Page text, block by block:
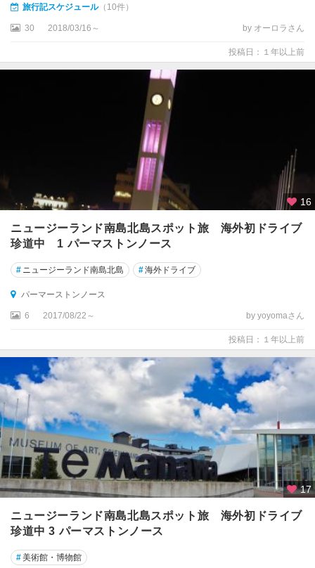
公
周
オ
ー
ク
ン
★
ー
ズ
タ
ウ
ン
★
ク
ラ
ス
ト
チ
ャ
旅行記スケジュール（10件）
30 2018/03/16～ by オーロラさん
投稿日：１年以上前
16
ニュージーランド南島北島スポット旅 海外初ドライブ
珍道中 1 パーマストンノース
# ニュージーランド南島北島 #海外ドライブ
パーマーストンノース
6 2017/08/22～ by yoyomaさん
投稿日：１年以上前
17
ニュージーランド南島北島スポット旅 海外初ドライブ
珍道中 3 パーマストンノース
#美術館・博物館